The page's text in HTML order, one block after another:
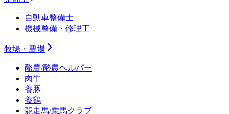
自動車整備士
機械整備・修理工
牧場・農場
酪農/酪農ヘルパー
肉牛
養豚
養鶏
競走馬/乗馬クラブ